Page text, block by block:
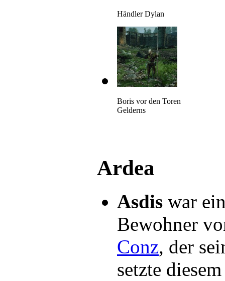
Händler Dylan
Boris vor den Toren
Gelderns
Ardea
Asdis war
Bewohner
Conz, der
setzte